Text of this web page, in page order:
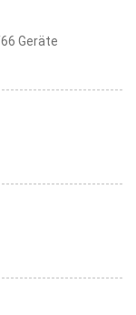
Geräte